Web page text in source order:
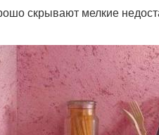
скрывают мелкие